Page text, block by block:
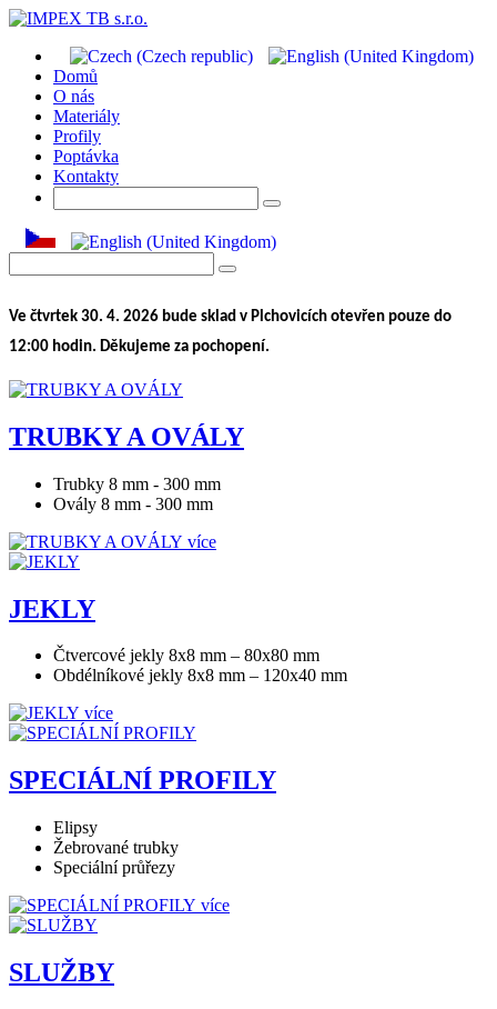
Domů
O nás
Materiály
Profily
Poptávka
Kontakty
Ve čtvrtek 30. 4. 2026 bude sklad v Plchovicích otevřen pouze do
12:00 hodin. Děkujeme za pochopení.
TRUBKY A OVÁLY
Trubky 8 mm - 300 mm
Ovály 8 mm - 300 mm
více
JEKLY
Čtvercové jekly 8x8 mm – 80x80 mm
Obdélníkové jekly 8x8 mm – 120x40 mm
více
SPECIÁLNÍ PROFILY
Elipsy
Žebrované trubky
Speciální průřezy
více
SLUŽBY